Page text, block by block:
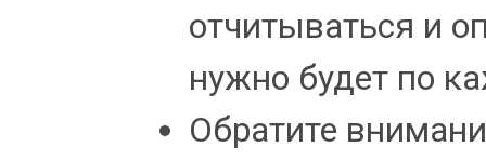
отчитываться и
нужно будет по
Обратите